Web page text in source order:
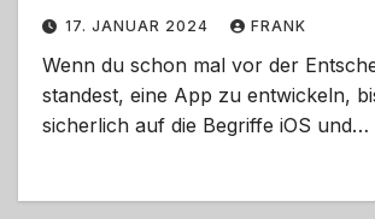
17. JANUAR 2024 FRANK
Wenn du schon mal vor der
standest, eine App zu entwickeln,
sicherlich auf die Begriffe iOS und…